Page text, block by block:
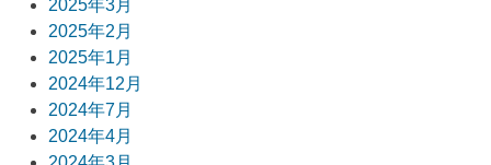
ョ
ン
2025年3月
2025年2月
2025年1月
2024年12月
2024年7月
2024年4月